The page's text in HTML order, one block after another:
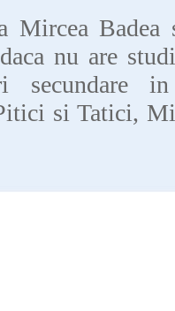
Mircea Badea
nu are
secundare
si Tatici,